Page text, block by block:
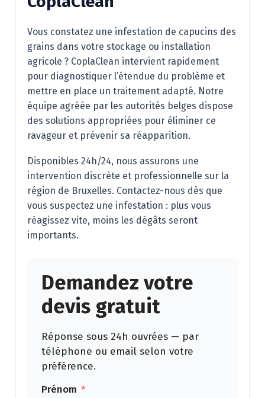
Vous constatez une infestation de capucins des
grains dans votre stockage ou installation
agricole ? CoplaClean intervient rapidement
pour diagnostiquer l’étendue du problème et
mettre en place un traitement adapté. Notre
équipe agréée par les autorités belges dispose
des solutions appropriées pour éliminer ce
ravageur et prévenir sa réapparition.
Disponibles 24h/24, nous assurons une
intervention discrète et professionnelle sur la
région de Bruxelles. Contactez-nous dès que
vous suspectez une infestation : plus vous
réagissez vite, moins les dégâts seront
importants.
Demandez votre
devis gratuit
Réponse sous 24h ouvrées — par
téléphone ou email selon votre
préférence.
Prénom